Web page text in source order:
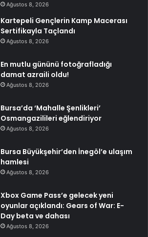
Ağustos 8, 2026
Kartepeli Gençlerin Kamp Macerası
Sertifikayla Taçlandı
Ağustos 8, 2026
En mutlu gününü fotoğrafladığı
damat azraili oldu!
Ağustos 8, 2026
Bursa’da ‘Mahalle Şenlikleri’
Osmangazilileri eğlendiriyor
Ağustos 8, 2026
Bursa Büyükşehir’den İnegöl’e ulaşım
hamlesi
Ağustos 8, 2026
Xbox Game Pass’e gelecek yeni
oyunlar açıklandı: Gears of War: E-
Day beta ve dahası
Ağustos 8, 2026